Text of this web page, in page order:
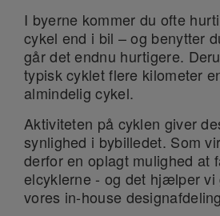
I byerne kommer du ofte
cykel end i bil – og benytter
går det endnu hurtigere.
typisk cyklet flere kilometer
almindelig cykel.
Aktiviteten på cyklen giver
synlighed i bybilledet. Som
derfor en oplagt mulighed at
elcyklerne - og det hjælper vi
vores in-house